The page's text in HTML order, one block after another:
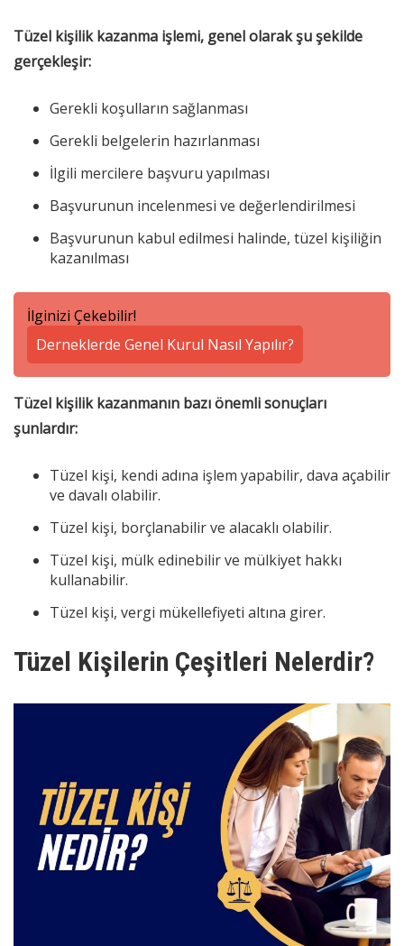
Tüzel kişilik kazanma işlemi, genel olarak şu şekilde
gerçekleşir:
Gerekli koşulların sağlanması
Gerekli belgelerin hazırlanması
İlgili mercilere başvuru yapılması
Başvurunun incelenmesi ve değerlendirilmesi
Başvurunun kabul edilmesi halinde, tüzel kişiliğin
kazanılması
İlginizi Çekebilir!
Derneklerde Genel Kurul Nasıl Yapılır?
Tüzel kişilik kazanmanın bazı önemli sonuçları
şunlardır:
Tüzel kişi, kendi adına işlem yapabilir, dava açabilir
ve davalı olabilir.
Tüzel kişi, borçlanabilir ve alacaklı olabilir.
Tüzel kişi, mülk edinebilir ve mülkiyet hakkı
kullanabilir.
Tüzel kişi, vergi mükellefiyeti altına girer.
Tüzel Kişilerin Çeşitleri Nelerdir?